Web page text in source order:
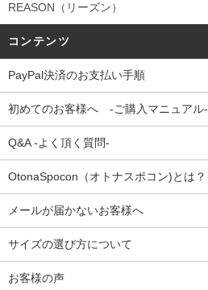
REASON（リーズン）
コンテンツ
PayPal決済のお支払い手順
初めてのお客様へ -ご購入マニュアル-
Q&A -よく頂く質問-
OtonaSpocon（オトナスポコン)とは？
メールが届かないお客様へ
サイズの選び方について
お客様の声